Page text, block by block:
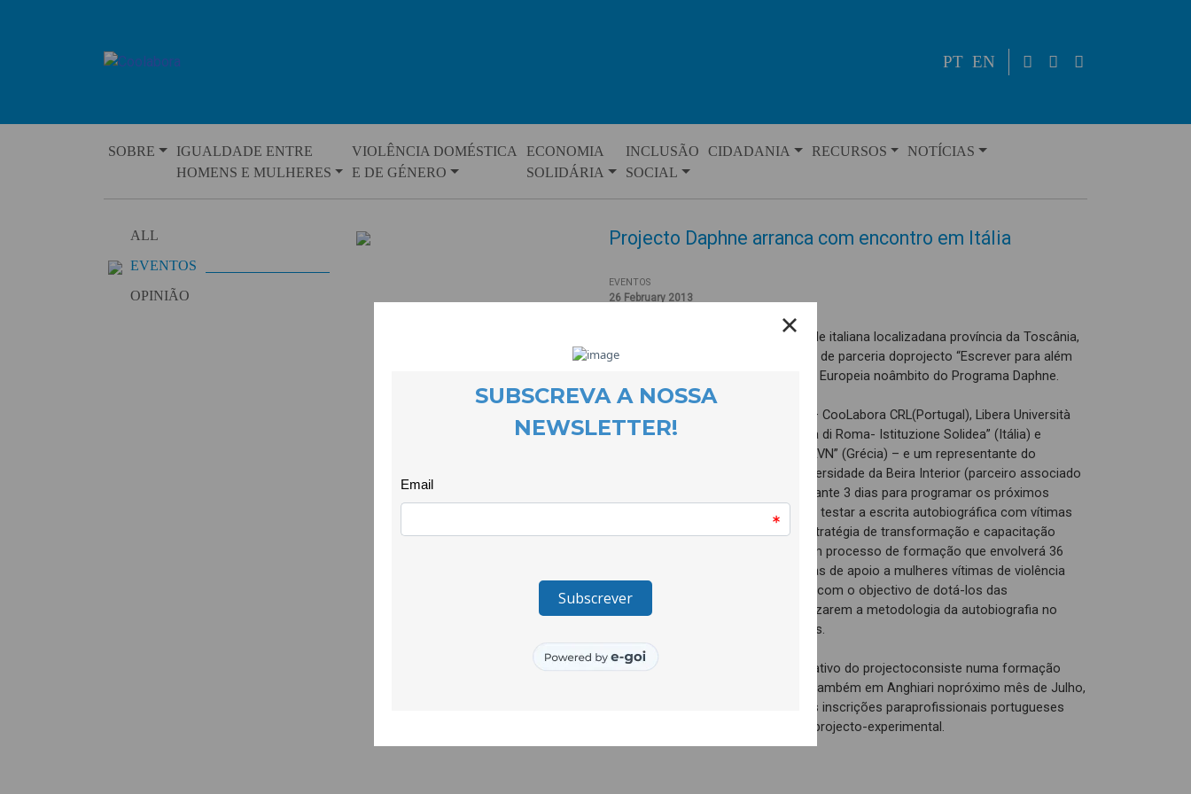
PT EN
SOBRE
IGUALDADE ENTRE
HOMENS E MULHERES
VIOLÊNCIA DOMÉSTICA
E DE GÉNERO
ECONOMIA
SOLIDÁRIA
INCLUSÃO
SOCIAL
CIDADANIA RECURSOS NOTÍCIAS
ALL
EVENTOS
OPINIÃO
Projecto Daphne arranca com encontro em Itália
EVENTOS
26 February 2013
Foi em Anghiari, uma pequena cidade italiana localizadana província da Toscânia,
que se realizou o primeiro encontro de parceria doprojecto “Escrever para além
do silêncio” apoiado pela Comissão Europeia noâmbito do Programa Daphne.
As quatro organizações parceiras – CooLabora CRL(Portugal), Libera Università
dell’Autobiografia (Itália), a Provincia di Roma- Istituzione Solidea” (Itália) e
“European Anti-Violence NetworkEAVN” (Grécia) – e um representante do
Departamento de Psicologia daUniversidade da Beira Interior (parceiro associado
do projecto) estiveramreunidos durante 3 dias para programar os próximos
passos deste projecto quepretende testar a escrita autobiográfica com vítimas
de violência domésticaenquanto estratégia de transformação e capacitação
pessoal. Para tal, serápromovido um processo de formação que envolverá 36
profissionais de serviços eestruturas de apoio a mulheres vítimas de violência
doméstica dos 3 paísesenvolvidos, com o objectivo de dotá-los das
competências necessárias parautilizarem a metodologia da autobiografia no
contexto da intervenção comvítimas.
A primeira parte do processo formativo do projectoconsiste numa formação
presencial de 3 dias que decorrerá também em Anghiari nopróximo mês de Julho,
pelo que em breve serão abertas as inscrições paraprofissionais portugueses
que pretendam associar-se a este projecto-experimental.